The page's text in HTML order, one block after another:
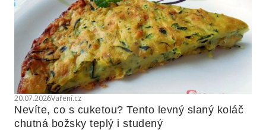
20.07.2026Vaření.cz
Nevíte, co s cuketou? Tento levný slaný koláč
chutná božsky teplý i studený